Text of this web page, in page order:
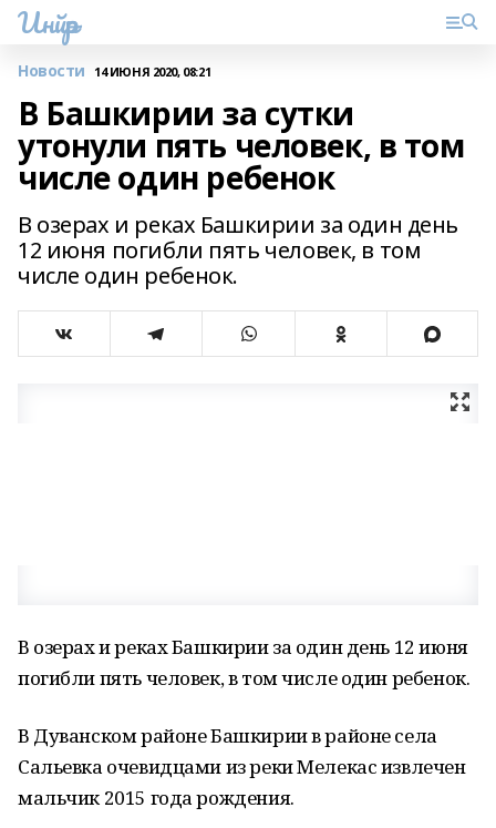
Инйәр
Новости 14 ИЮНЯ 2020, 08:21
В Башкирии за сутки
утонули пять человек, в том
числе один ребенок
В озерах и реках Башкирии за один день
12 июня погибли пять человек, в том
числе один ребенок.
В озерах и реках Башкирии за один день 12 июня
погибли пять человек, в том числе один ребенок.
В Дуванском районе Башкирии в районе села
Сальевка очевидцами из реки Мелекас извлечен
мальчик 2015 года рождения.